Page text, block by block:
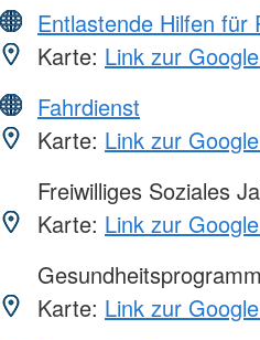
Entlastende Hilfen für
Karte: Link zur
Fahrdienst
Karte: Link zur
Freiwilliges Soziales
Karte: Link zur
Karte: Link zur